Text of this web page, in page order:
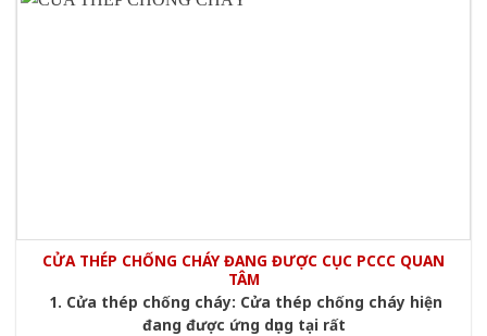
CỬA THÉP CHỐNG CHÁY ĐANG ĐƯỢC CỤC PCCC QUAN
TÂM
1. Cửa thép chống cháy: Cửa thép chống cháy hiện
đang được ứng dụng tại rất